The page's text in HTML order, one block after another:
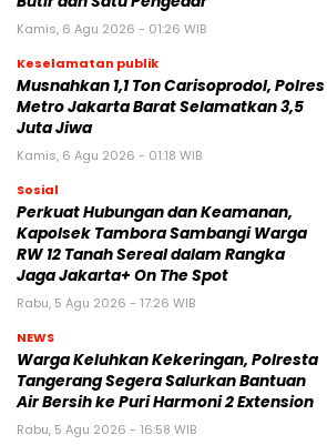
Kamis, 6 Agu 2026 - 01:26 WIB
Keselamatan publik
Musnahkan 1,1 Ton Carisoprodol, Polres
Metro Jakarta Barat Selamatkan 3,5
Juta Jiwa
Kamis, 6 Agu 2026 - 01:18 WIB
Sosial
Perkuat Hubungan dan Keamanan,
Kapolsek Tambora Sambangi Warga
RW 12 Tanah Sereal dalam Rangka
Jaga Jakarta+ On The Spot
Rabu, 5 Agu 2026 - 17:26 WIB
NEWS
Warga Keluhkan Kekeringan, Polresta
Tangerang Segera Salurkan Bantuan
Air Bersih ke Puri Harmoni 2 Extension
Rabu, 5 Agu 2026 - 16:58 WIB